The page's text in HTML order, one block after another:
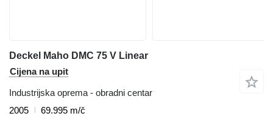
Deckel Maho DMC 75 V Linear
Cijena na upit
Industrijska oprema - obradni centar
2005
69.995 m/č